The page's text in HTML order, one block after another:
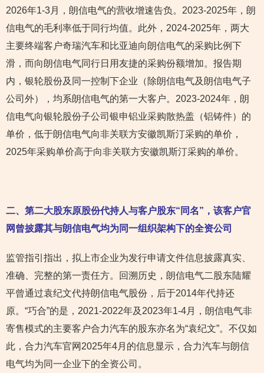
2026年1-3月，朗信电气的营收增速告负。2023-2025年，朗
信电气的毛利率低于同行均值。此外，2024-2025年，两大
主要终端客户奇瑞汽车和比亚迪向朗信电气的采购比例下
滑，而向朗信电气同行日用友捷的采购份额增加。报告期
内，银轮股份及同一控制下企业（除朗信电气及朗信电气子
公司外），均系朗信电气的第一大客户。2023-2024年，朗
信电气向银轮股份子公司银申铝业采购散热盖（铝铸件）的
单价，低于朗信电气向非关联方安徽凯斯汀采购的单价，
2025年采购单价高于向非关联方安徽凯斯汀采购的单价。
二、第二大股东原股份代持人与客户股东“同名”，该客户官
网曾披露其与朗信电气均为同一组织架构下的全资公司
监管指引指出，拟上市企业为发行申请文件信息披露真实、
准确、完整的第一责任方。回溯历史，朗信电气二股东陆耀
平曾通过袁纪文代持朗信电气股份，后于2014年代持还
原。“巧合”的是，2021-2022年及2023年1-4月，朗信电气非
寄售模式的主要客户合力汽车的股东亦名为“袁纪文”。不仅如
此，合力汽车官网2025年4月的信息显示，合力汽车与朗信
电气均为同一企业下的全资公司。